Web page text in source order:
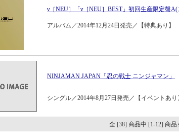
ν［NEU］「ν［NEU］BEST」初回生産限定盤
アルバム／2014年12月24日発売／【特典あり】
NINJAMAN JAPAN「忍の戦士 ニンジャマン」
シングル／2014年8月27日発売／【イベントあり
全 [38] 商品中 [1-12] 商品